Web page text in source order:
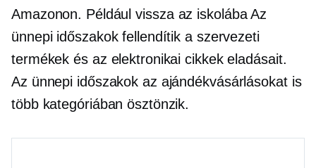
Amazonon. Példáulvissza az iskolábaAz
ünnepi időszakok fellendítik a szervezeti
termékek és az elektronikai cikkek eladásait.
Az ünnepi időszakok az ajándékvásárlásokat is
több kategóriában ösztönzik.